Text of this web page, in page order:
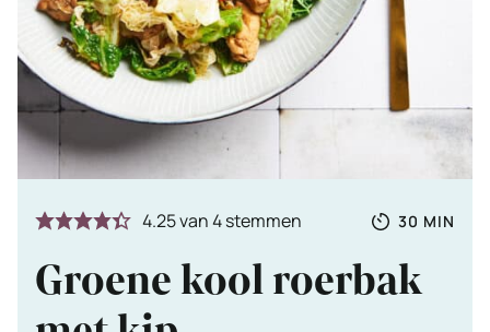
4.25van4stemmen
Totale
30 MIN
Groene kool roerbak